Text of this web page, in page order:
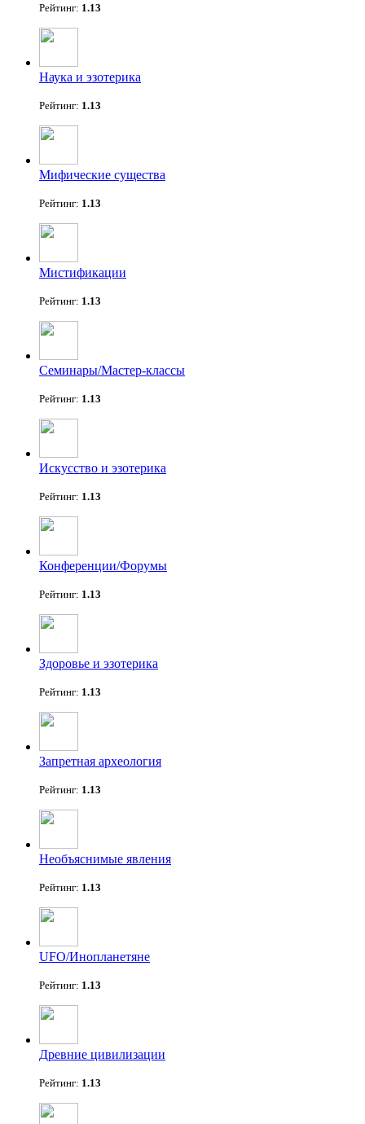
Рейтинг: 1.13
Наука и эзотерика
Рейтинг: 1.13
Мифические существа
Рейтинг: 1.13
Мистификации
Рейтинг: 1.13
Семинары/Мастер-классы
Рейтинг: 1.13
Искусство и эзотерика
Рейтинг: 1.13
Конференции/Форумы
Рейтинг: 1.13
Здоровье и эзотерика
Рейтинг: 1.13
Запретная археология
Рейтинг: 1.13
Необъяснимые явления
Рейтинг: 1.13
UFO/Инопланетяне
Рейтинг: 1.13
Древние цивилизации
Рейтинг: 1.13